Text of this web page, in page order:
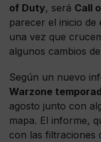
of Duty, será Call
parecer el inicio de
una vez que
algunos cambios
Según un nuevo
Warzone
agosto junto con
mapa. El informe,
con las filtraciones